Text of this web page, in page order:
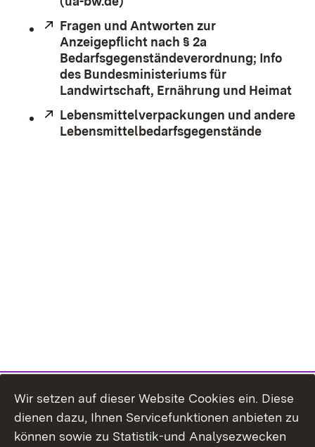
Extern:
Fragen und Antworten zur
Anzeigepflicht nach § 2a
Bedarfsgegenständeverordnung; Info
des Bundesministeriums für
Landwirtschaft, Ernährung und Heimat
Extern:
Lebensmittelverpackungen und andere
Lebensmittelbedarfsgegenstände
Wir setzen auf dieser Website Cookies ein. Diese
dienen dazu, Ihnen Servicefunktionen anbieten zu
können sowie zu Statistik-und Analysezwecken